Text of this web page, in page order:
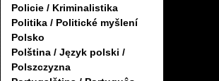
Policie / Kriminalistika
Politika / Politické myšlení
Polsko
Polština / Język polski /
Polszczyzna